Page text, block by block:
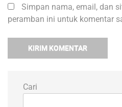
Simpan nama, email, dan
peramban ini untuk komentar
Cari